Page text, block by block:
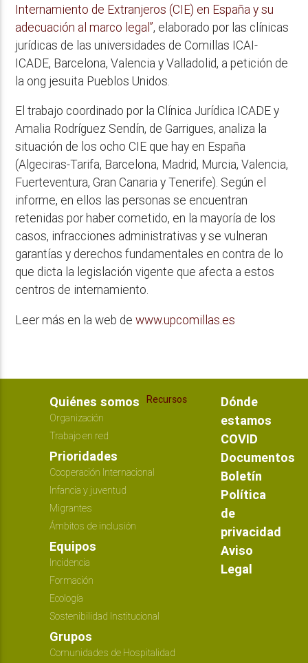
Internamiento de Extranjeros (CIE) en España y su
adecuación al marco legal”, elaborado por las clínicas
jurídicas de las universidades de Comillas ICAI-
ICADE, Barcelona, Valencia y Valladolid, a petición de
la ong jesuita Pueblos Unidos.
El trabajo coordinado por la Clínica Jurídica ICADE y
Amalia Rodríguez Sendín, de Garrigues, analiza la
situación de los ocho CIE que hay en España
(Algeciras-Tarifa, Barcelona, Madrid, Murcia, Valencia,
Fuerteventura, Gran Canaria y Tenerife). Según el
informe, en ellos las personas se encuentran
retenidas por haber cometido, en la mayoría de los
casos, infracciones administrativas y se vulneran
garantías y derechos fundamentales en contra de lo
que dicta la legislación vigente que afecta a estos
centros de internamiento.
Leer más en la web dewww.upcomillas.es
Quiénes somos
Organización
Trabajo en red
Recursos
Prioridades
Cooperación Internacional
Infancia y juventud
Migrantes
Ámbitos de inclusión
Equipos
Incidencia
Formación
Ecología
Sostenibilidad Institucional
Grupos
Comunidades de Hospitalidad
Dónde
estamos
COVID
Documentos
Boletín
Política
de
privacidad
Aviso
Legal